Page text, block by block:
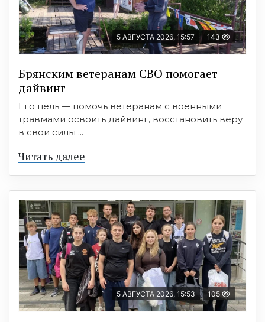
5 АВГУСТА 2026, 15:57 143
Брянским ветеранам СВО помогает
дайвинг
Его цель — помочь ветеранам с военными
травмами освоить дайвинг, восстановить веру
в свои силы ...
Читать далее
5 АВГУСТА 2026, 15:53 105